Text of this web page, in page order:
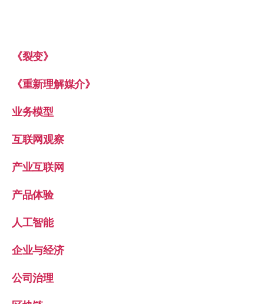
《裂变》
《重新理解媒介》
业务模型
互联网观察
产业互联网
产品体验
人工智能
企业与经济
公司治理